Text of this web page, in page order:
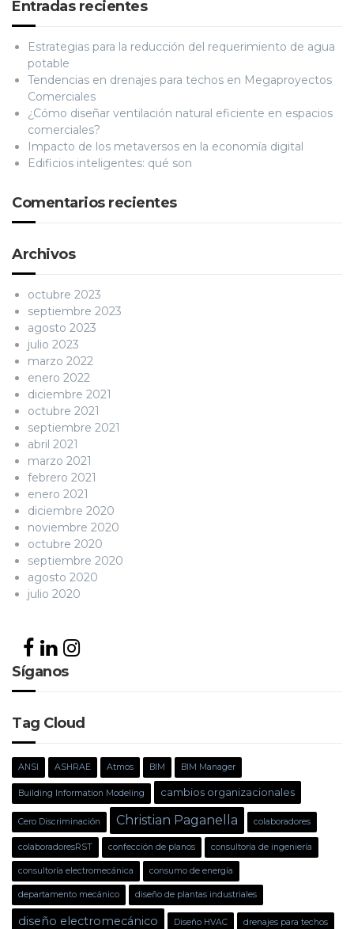
Entradas recientes
Estrategias para la reducción del requerimiento de agua
potable
Tendencias en drenajes para techos en Megaproyectos
Comerciales
¿Cómo diseñar ventilación natural eficiente en espacios
comerciales?
Impacto de los metaversos en la economía digital
Edificios inteligentes: qué son
Comentarios recientes
Archivos
octubre 2023
septiembre 2023
agosto 2023
julio 2023
marzo 2022
enero 2022
diciembre 2021
octubre 2021
septiembre 2021
abril 2021
marzo 2021
febrero 2021
enero 2021
diciembre 2020
noviembre 2020
octubre 2020
septiembre 2020
agosto 2020
julio 2020
Síganos
Tag Cloud
ANSI ASHRAE Atmos BIM BIM Manager
Building Information Modeling cambios organizacionales
Cero Discriminación Christian Paganella colaboradores
colaboradoresRST confección de planos consultoría de ingeniería
consultoría electromecánica consumo de energía
departamento mecánico diseño de plantas industriales
diseño electromecánico Diseño HVAC drenajes para techos